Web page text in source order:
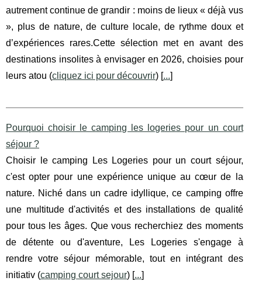
autrement continue de grandir : moins de lieux « déjà vus
», plus de nature, de culture locale, de rythme doux et
d’expériences rares.Cette sélection met en avant des
destinations insolites à envisager en 2026, choisies pour
leurs atou (cliquez ici pour découvrir) [...]
Pourquoi choisir le camping les logeries pour un court
séjour ?
Choisir le camping Les Logeries pour un court séjour,
c'est opter pour une expérience unique au cœur de la
nature. Niché dans un cadre idyllique, ce camping offre
une multitude d'activités et des installations de qualité
pour tous les âges. Que vous recherchiez des moments
de détente ou d'aventure, Les Logeries s'engage à
rendre votre séjour mémorable, tout en intégrant des
initiativ (camping court sejour) [...]